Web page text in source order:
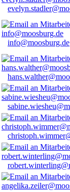
info@moosburg.de